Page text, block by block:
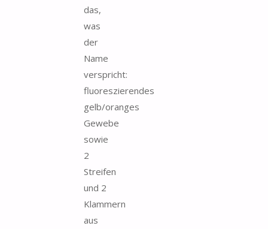
das,
was
der
Name
verspricht:
fluoreszierendes
gelb/oranges
Gewebe
sowie
2
Streifen
und 2
Klammern
aus